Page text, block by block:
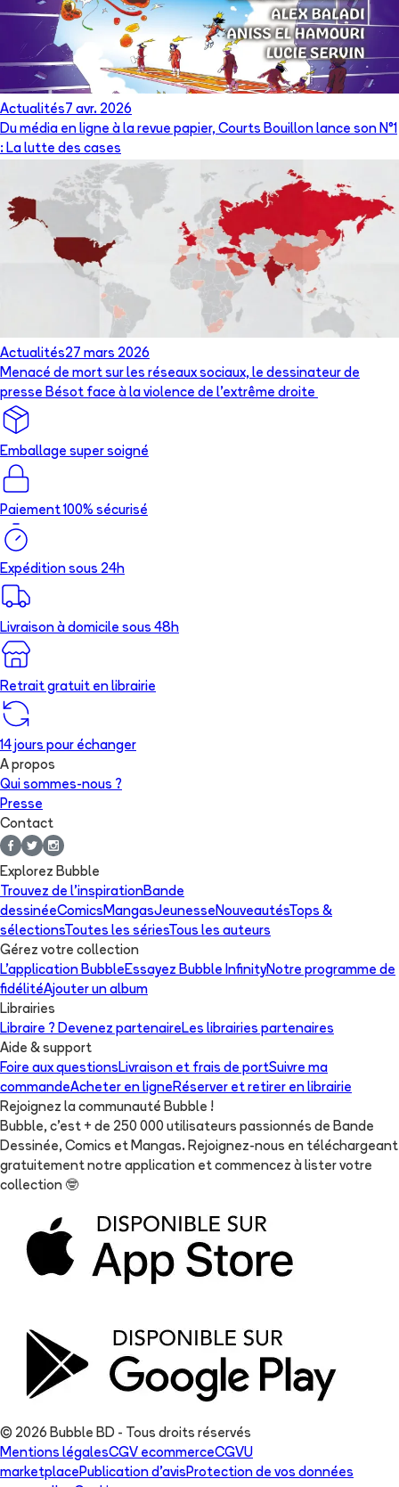
Actualités 7 avr. 2026
Du média en ligne à la revue papier, Courts Bouillon lance son N°1
: La lutte des cases
Actualités27 mars 2026
Menacé de mort sur les réseaux sociaux, le dessinateur de
presse Bésot face à la violence de l’extrême droite
Emballage super soigné
Paiement 100% sécurisé
Expédition sous 24h
Livraison à domicile sous 48h
Retrait gratuit en librairie
14 jours pour échanger
A propos
Qui sommes-nous ?
Presse
Contact
Explorez Bubble
Trouvez de l'inspirationBande
dessinéeComics MangasJeunesse NouveautésTops &
sélectionsToutes les sériesTous les auteurs
Gérez votre collection
L'application Bubble Essayez Bubble InfinityNotre programme de
fidélitéAjouter un album
Librairies
Libraire ? Devenez partenaire Les librairies partenaires
Aide & support
Foire aux questions Livraison et frais de portSuivre ma
commandeAcheter en ligne Réserver et retirer en librairie
Rejoignez la communauté Bubble !
Bubble, c'est + de 250 000 utilisateurs passionnés de Bande
Dessinée, Comics et Mangas. Rejoignez-nous en téléchargeant
gratuitement notre application et commencez à lister votre
collection 🤓
© 2026 Bubble BD - Tous droits réservés
Mentions légalesCGV ecommerceCGVU
marketplace Publication d'avis Protection de vos données